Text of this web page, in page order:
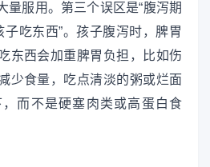
量服用。第三个误区是“腹泻期
子吃东西”。孩子腹泻时，脾胃
东西会加重脾胃负担，比如伤
少食量，吃点清淡的粥或烂面
而不是硬塞肉类或高蛋白食